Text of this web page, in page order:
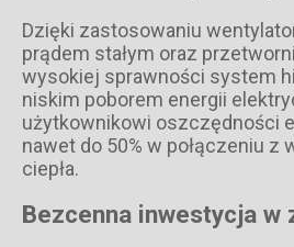
Dzięki zastosowaniu
prądem stałym oraz
wysokiej sprawności system
niskim poborem energii
użytkownikowi oszczędności
nawet do 50% w połączeniu z
ciepła.
Bezcenna inwestycja w